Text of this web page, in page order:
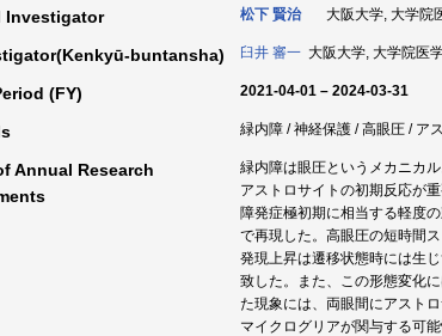
Investigator 松下 賢治 大阪大学, 大学院
buntansha) 臼井 審一 大阪大学, 大学院医
(FY) 2021-04-01 – 2024-03-31
緑内障 / 神経保護 / 高眼圧 / ア
Annual Research
緑内障は眼圧というメカニカ
アストロサイトの初期反応が
障発症極初期に相当する軽度
で再現した。高眼圧の短時間
発現上昇は遷移状態時には生
致した。また、この形態変化
た現象には、両眼間にアスト
マイクログリアが関与する可